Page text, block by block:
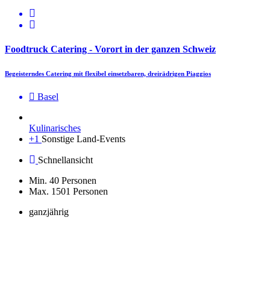
Foodtruck Catering - Vorort in der ganzen Schweiz
Begeisterndes Catering mit flexibel einsetzbaren, dreirädrigen Piaggios
Basel
Kulinarisches
+1 Sonstige Land-Events
Schnellansicht
Min. 40 Personen
Max. 1501 Personen
ganzjährig